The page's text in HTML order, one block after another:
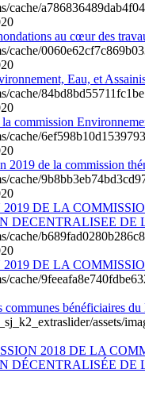
au cœur des
Eau, et
la commission
2019 de la commission
2019 DE LA
DECENTRALISEE DE
2019 DE LA
communes bénéficiaires
2018 DE LA
DÉCENTRALISÉE DE